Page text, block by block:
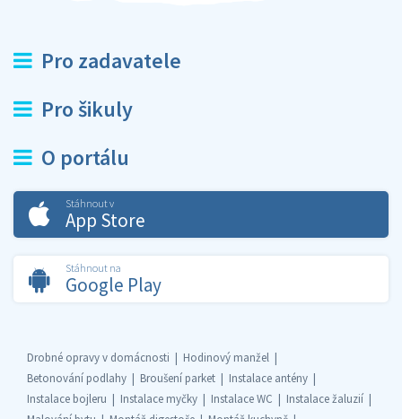
Pro zadavatele
Pro šikuly
O portálu
Stáhnout v
App Store
Stáhnout na
Google Play
Drobné opravy v domácnosti
Hodinový manžel
Betonování podlahy
Broušení parket
Instalace antény
Instalace bojleru
Instalace myčky Instalace WC
Instalace žaluzií